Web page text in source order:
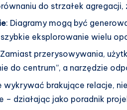
do strzałek
: Diagramy mogą być
eksplorowanie wielu
przerysowywania,
do centrum”, a narzędzie
wykrywać brakujące relacje,
– działając jako poradnik